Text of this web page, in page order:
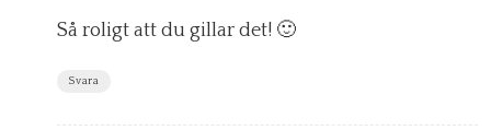
Så roligt att du gillar det! 🙂
Svara